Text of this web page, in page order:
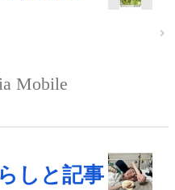
Mobile
しと記事